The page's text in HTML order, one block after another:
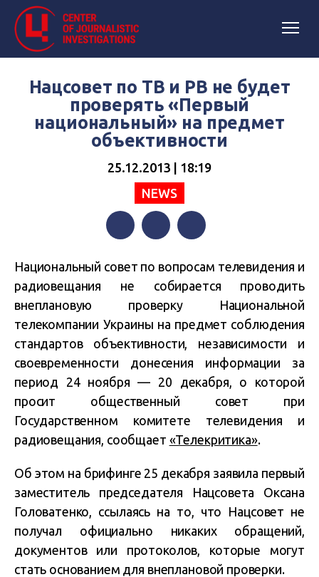
Нацсовет по ТВ и РВ не будет
проверять «Первый
национальный» на предмет
объективности
25.12.2013 | 18:19
NEWS
Национальный совет по вопросам телевидения и
радиовещания не собирается проводить
внеплановую проверку Национальной
телекомпании Украины на предмет соблюдения
стандартов объективности, независимости и
своевременности донесения информации за
период 24 ноября — 20 декабря, о которой
просит общественный совет при
Государственном комитете телевидения и
радиовещания, сообщает «Телекритика».
Об этом на брифинге 25 декабря заявила первый
заместитель председателя Нацсовета Оксана
Головатенко, ссылаясь на то, что Нацсовет не
получал официально никаких обращений,
документов или протоколов, которые могут
стать основанием для внеплановой проверки.